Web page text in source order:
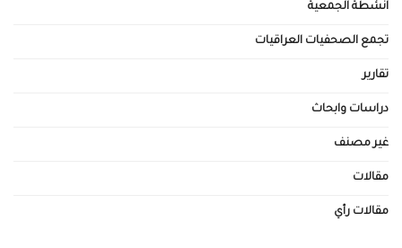
انشطة الجمعية
تجمع الصحفيات العراقيات
تقارير
دراسات وابحاث
غير مصنف
مقالات
مقالات رأي